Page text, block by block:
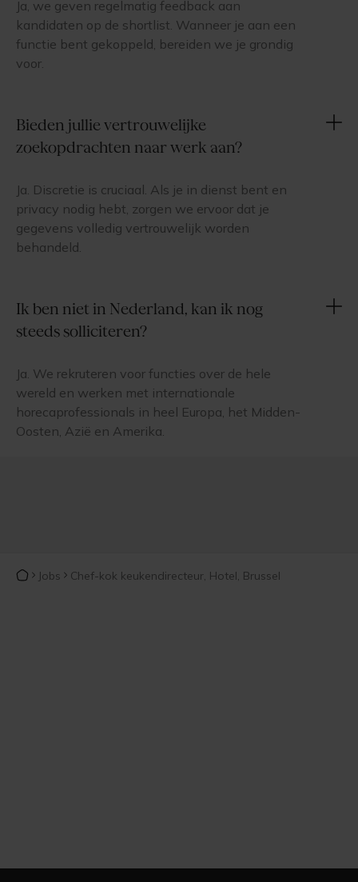
Ja, we geven regelmatig feedback aan
kandidaten op de shortlist. Wanneer je aan een
functie bent gekoppeld, bereiden we je grondig
voor.
Bieden jullie vertrouwelijke
zoekopdrachten naar werk aan?
Ja. Discretie is cruciaal. Als je in dienst bent en
privacy nodig hebt, zorgen we ervoor dat je
gegevens volledig vertrouwelijk worden
behandeld.
Ik ben niet in Nederland, kan ik nog
steeds solliciteren?
Ja. We rekruteren voor functies over de hele
wereld en werken met internationale
horecaprofessionals in heel Europa, het Midden-
Oosten, Azië en Amerika.
Jobs Chef-kok keukendirecteur, Hotel, Brussel